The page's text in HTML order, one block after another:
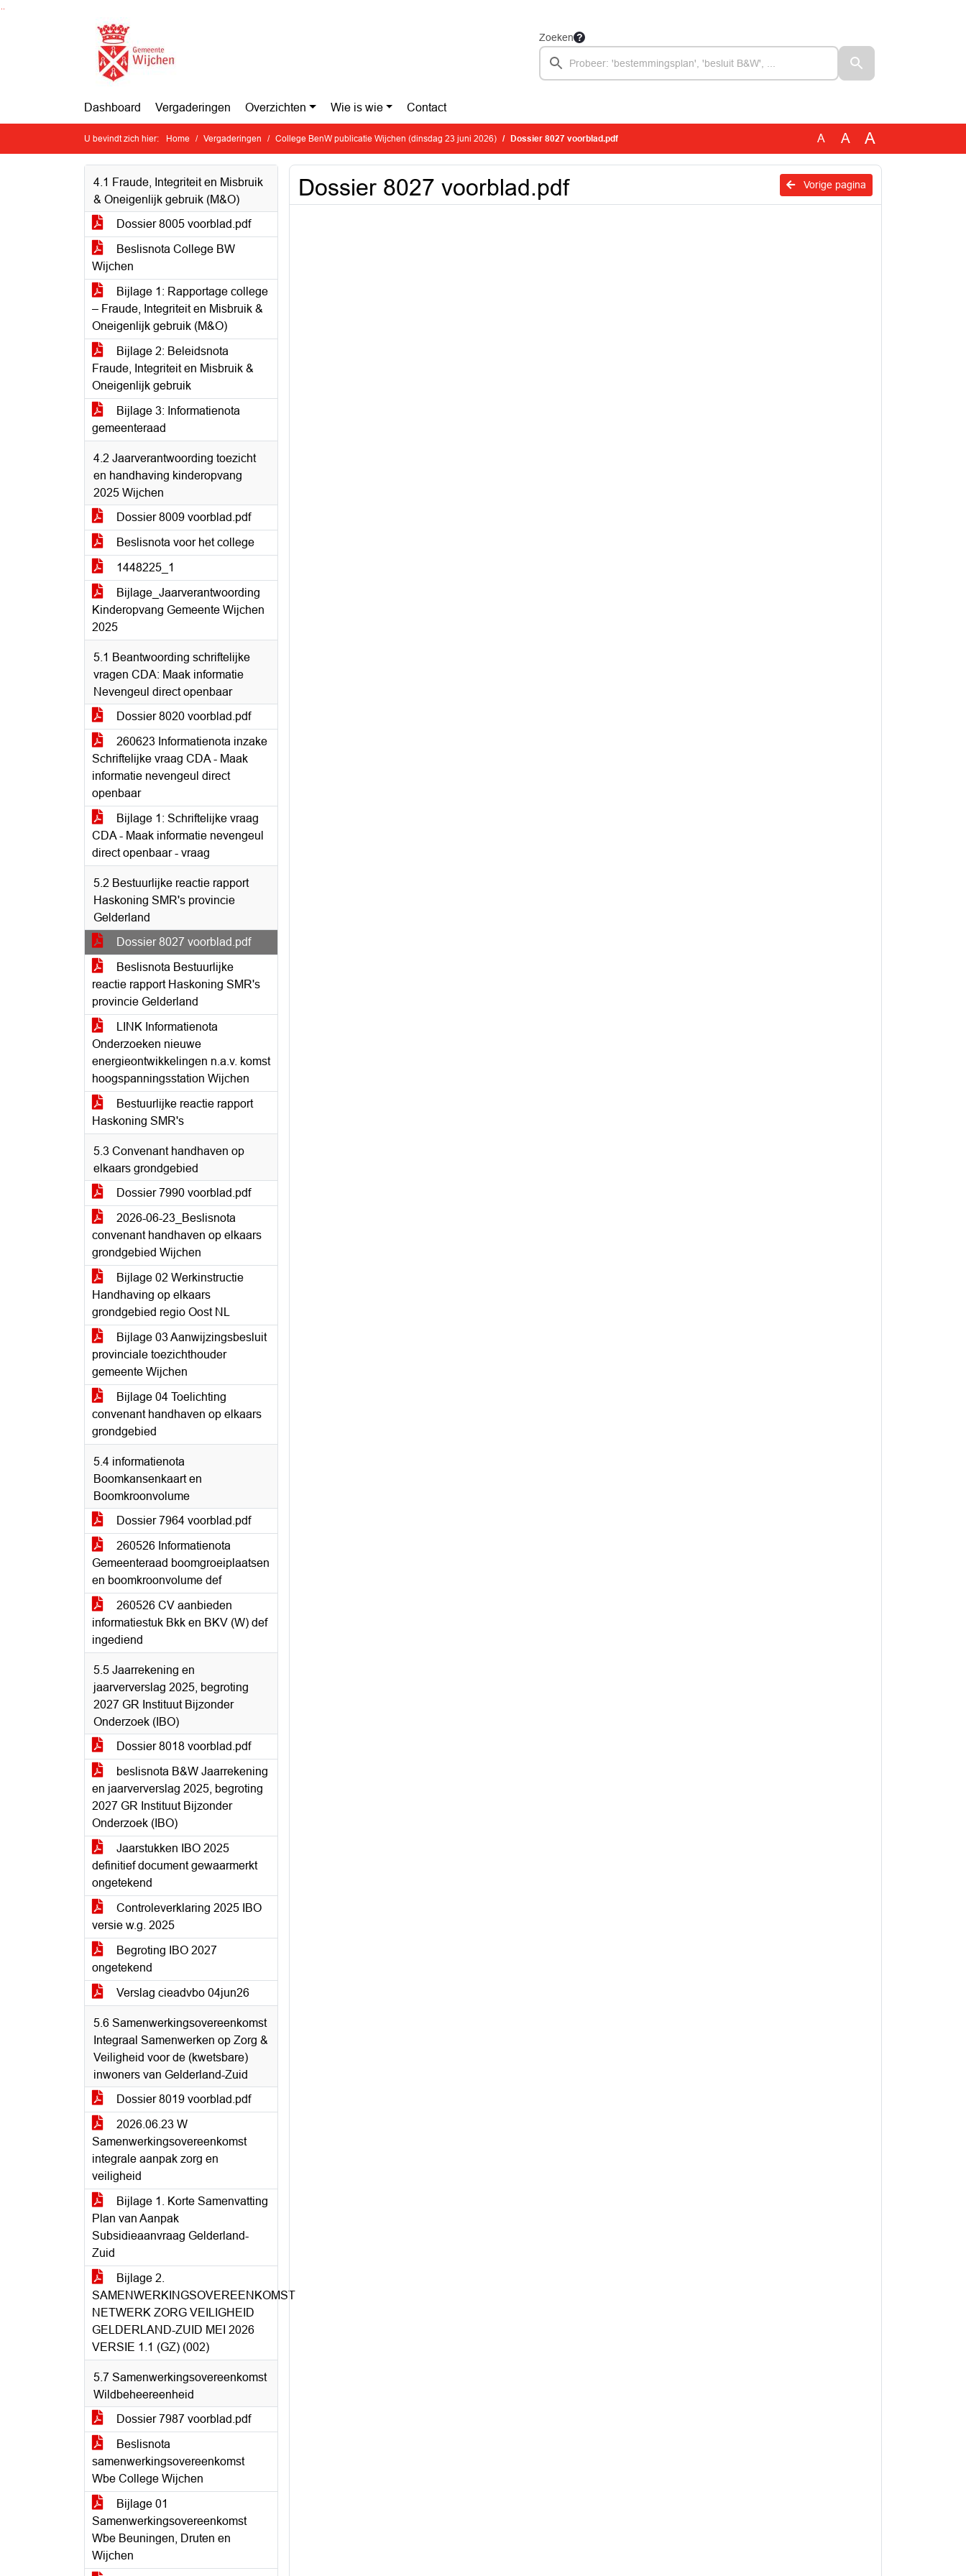
Ga naar de inhoud van deze pagina
Zoeken
Dashboard Vergaderingen Overzichten Wie is wie Contact
U bevindt zich hier: Home Vergaderingen College BenW publicatie Wijchen (dinsdag 23 juni 2026) Dossier 8027 voorblad.pdf A A A
4.1 Fraude, Integriteit en Misbruik
& Oneigenlijk gebruik (M&O)
Dossier 8005 voorblad.pdf
Beslisnota College BW
Wijchen
Bijlage 1: Rapportage college
– Fraude, Integriteit en Misbruik &
Oneigenlijk gebruik (M&O)
Bijlage 2: Beleidsnota
Fraude, Integriteit en Misbruik &
Oneigenlijk gebruik
Bijlage 3: Informatienota
gemeenteraad
4.2 Jaarverantwoording toezicht
en handhaving kinderopvang
2025 Wijchen
Dossier 8009 voorblad.pdf
Beslisnota voor het college
1448225_1
Bijlage_Jaarverantwoording
Kinderopvang Gemeente Wijchen
2025
5.1 Beantwoording schriftelijke
vragen CDA: Maak informatie
Nevengeul direct openbaar
Dossier 8020 voorblad.pdf
260623 Informatienota inzake
Schriftelijke vraag CDA - Maak
informatie nevengeul direct
openbaar
Bijlage 1: Schriftelijke vraag
CDA - Maak informatie nevengeul
direct openbaar - vraag
5.2 Bestuurlijke reactie rapport
Haskoning SMR's provincie
Gelderland
Dossier 8027 voorblad.pdf
Beslisnota Bestuurlijke
reactie rapport Haskoning SMR's
provincie Gelderland
LINK Informatienota
Onderzoeken nieuwe
energieontwikkelingen n.a.v. komst
hoogspanningsstation Wijchen
Bestuurlijke reactie rapport
Haskoning SMR's
5.3 Convenant handhaven op
elkaars grondgebied
Dossier 7990 voorblad.pdf
2026-06-23_Beslisnota
convenant handhaven op elkaars
grondgebied Wijchen
Bijlage 02 Werkinstructie
Handhaving op elkaars
grondgebied regio Oost NL
Bijlage 03 Aanwijzingsbesluit
provinciale toezichthouder
gemeente Wijchen
Bijlage 04 Toelichting
convenant handhaven op elkaars
grondgebied
5.4 informatienota
Boomkansenkaart en
Boomkroonvolume
Dossier 7964 voorblad.pdf
260526 Informatienota
Gemeenteraad boomgroeiplaatsen
en boomkroonvolume def
260526 CV aanbieden
informatiestuk Bkk en BKV (W) def
ingediend
5.5 Jaarrekening en
jaarververslag 2025, begroting
2027 GR Instituut Bijzonder
Onderzoek (IBO)
Dossier 8018 voorblad.pdf
beslisnota B&W Jaarrekening
en jaarververslag 2025, begroting
2027 GR Instituut Bijzonder
Onderzoek (IBO)
Jaarstukken IBO 2025
definitief document gewaarmerkt
ongetekend
Controleverklaring 2025 IBO
versie w.g. 2025
Begroting IBO 2027
ongetekend
Verslag cieadvbo 04jun26
5.6 Samenwerkingsovereenkomst
Integraal Samenwerken op Zorg &
Veiligheid voor de (kwetsbare)
inwoners van Gelderland-Zuid
Dossier 8019 voorblad.pdf
2026.06.23 W
Samenwerkingsovereenkomst
integrale aanpak zorg en
veiligheid
Bijlage 1. Korte Samenvatting
Plan van Aanpak
Subsidieaanvraag Gelderland-
Zuid
Bijlage 2.
SAMENWERKINGSOVEREENKOMST
NETWERK ZORG VEILIGHEID
GELDERLAND-ZUID MEI 2026
VERSIE 1.1 (GZ) (002)
5.7 Samenwerkingsovereenkomst
Wildbeheereenheid
Dossier 7987 voorblad.pdf
Beslisnota
samenwerkingsovereenkomst
Wbe College Wijchen
Bijlage 01
Samenwerkingsovereenkomst
Wbe Beuningen, Druten en
Wijchen
Vorige pagina
Dossier 8027 voorblad.pdf